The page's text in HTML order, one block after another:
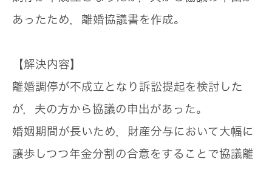
あったため，離婚協議書を作成。
【解決内容】
離婚調停が不成立となり訴訟提起を検討した
が，夫の方から協議の申出があった。
婚姻期間が長いため，財産分与において大幅に
譲歩しつつ年金分割の合意をすることで協議離